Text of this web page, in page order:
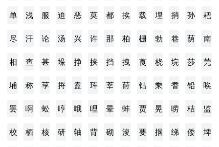
单 浅 服 迫 恶 莫 都 挨 载 埋 捎 孙 耙
尽 汗 论 汤 兴 许 那 柏 栅 勃 巷 荫 南
相 查 甚 垛 挣 挟 挡 拽 莨 桡 垸 莎 莞
埔 称 莩 捋 盍 珲 莘 莳 钻 乘 耆 铅 唉
罢 啊 蚣 哼 哦 哩 晕 蚌 贾 晃 唠 桔 监
校 栖 核 研 轴 背 砌 浚 要 掴 绨 倭 埤